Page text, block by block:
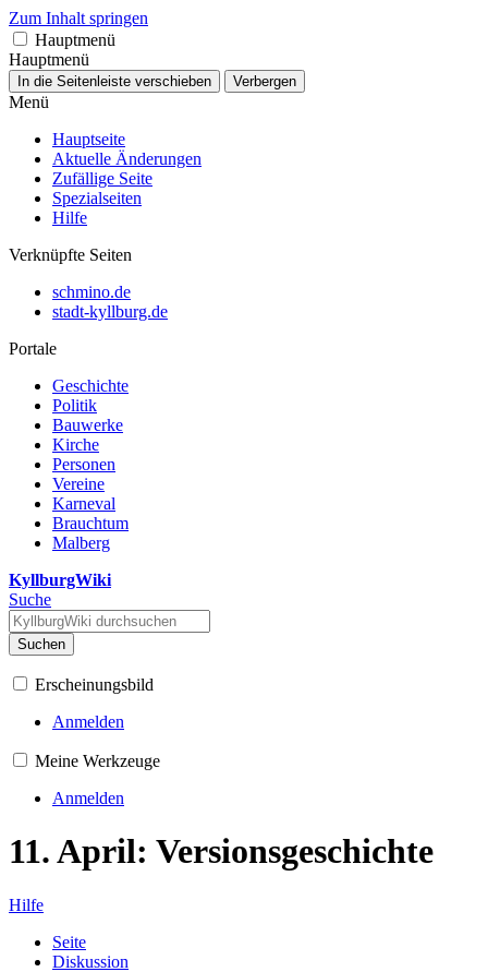
Zum Inhalt springen
Hauptmenü
Hauptmenü
In die Seitenleiste verschieben Verbergen
Menü
Hauptseite
Aktuelle Änderungen
Zufällige Seite
Spezialseiten
Hilfe
Verknüpfte Seiten
schmino.de
stadt-kyllburg.de
Portale
Geschichte
Politik
Bauwerke
Kirche
Personen
Vereine
Karneval
Brauchtum
Malberg
KyllburgWiki
Suche
Suchen
Erscheinungsbild
Anmelden
Meine Werkzeuge
Anmelden
11. April: Versionsgeschichte
Hilfe
Seite
Diskussion